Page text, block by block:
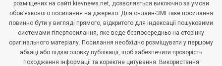
розміщених на сайті kievnews.net, дозволяється виключно за умови
обов’язкового посилання на джерело. Для онлайн-ЗМІ таке посилання
повинно бути у вигляді прямого, відкритого для індексації пошуковими
системами гіперпосилання, яке веде безпосередньо на сторінку
оригінального матеріалу. Посилання необхідно розміщувати у першому
абзаці або підзаголовку публікації, щоб забезпечити прозорість
походження інформації та коректне цитування. Використання